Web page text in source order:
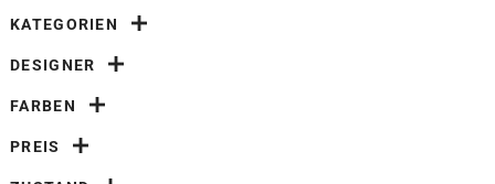
KATEGORIEN
DESIGNER
FARBEN
PREIS